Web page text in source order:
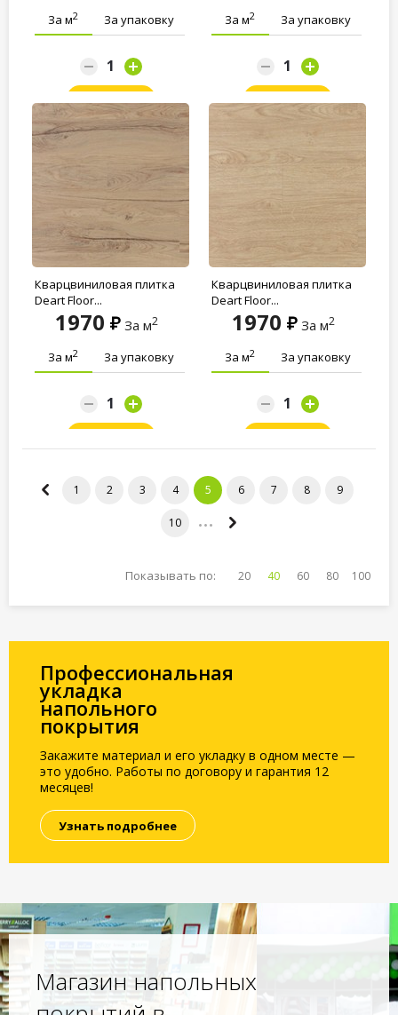
За м2 За упаковку За м2 За упаковку
Кварцвиниловая плитка
Deart Floor...
1970 За м2
За м2 За упаковку
Кварцвиниловая плитка
Deart Floor...
1970 За м2
За м2 За упаковку
1 2 3 4 5 6 7 8 9
10
Показывать по: 20 40 60 80 100
Профессиональная
укладка
напольного
покрытия
Закажите материал и его укладку в одном месте —
это удобно. Работы по договору и гарантия 12
месяцев!
Узнать подробнее
Магазин напольных